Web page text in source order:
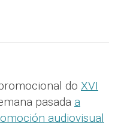
do XVI
pasada a
audiovisual